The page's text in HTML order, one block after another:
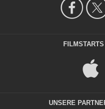
UNSERE